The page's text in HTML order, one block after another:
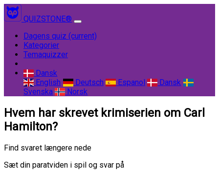
QUIZSTONE®
Dagens quiz (current)
Kategorier
Temaquizzer
Dansk
English
Deutsch Espanol
Dansk
Svenska
Norsk
Hvem har skrevet krimiserien om Carl
Hamilton?
Find svaret længere nede
Sæt din paratviden i spil og svar på